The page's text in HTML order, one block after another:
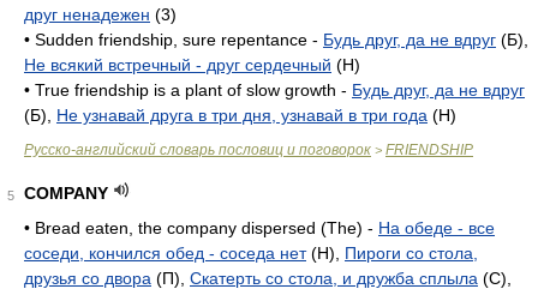
друг ненадежен (3)
• Sudden friendship, sure repentance - Будь друг, да не вдруг (Б),
Не всякий встречный - друг сердечный (H)
• True friendship is a plant of slow growth - Будь друг, да не вдруг
(Б), Не узнавай друга в три дня, узнавай в три года (H)
Русско-английский словарь пословиц и поговорок > FRIENDSHIP
5
COMPANY
• Bread eaten, the company dispersed (The) - На обеде - все
соседи, кончился обед - соседа нет(H), Пироги со стола,
друзья со двора (П), Скатерть со стола, и дружба сплыла (C),